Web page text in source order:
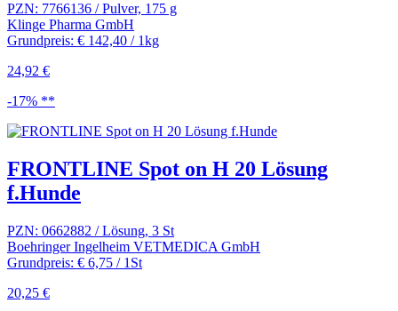
PZN: 7766136 / Pulver, 175 g
Klinge Pharma GmbH
Grundpreis: € 142,40 / 1kg
24,92 €
-17% **
FRONTLINE Spot on H 20 Lösung
f.Hunde
PZN: 0662882 / Lösung, 3 St
Boehringer Ingelheim VETMEDICA GmbH
Grundpreis: € 6,75 / 1St
20,25 €